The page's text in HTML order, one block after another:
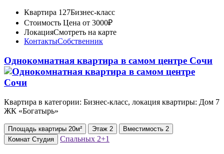
Квартира 127Бизнес-класс
Стоимость Цена от 3000₽
ЛокацияСмотреть на карте
КонтактыСобственник
Однокомнатная квартира в самом центре Сочи
Квартира в категории: Бизнес-класс, локация квартиры: Дом 7
ЖК «Богатырь»
Площадь квартиры 20м² Этаж 2 Вместимость 2
Комнат Студия Спальных 2+1